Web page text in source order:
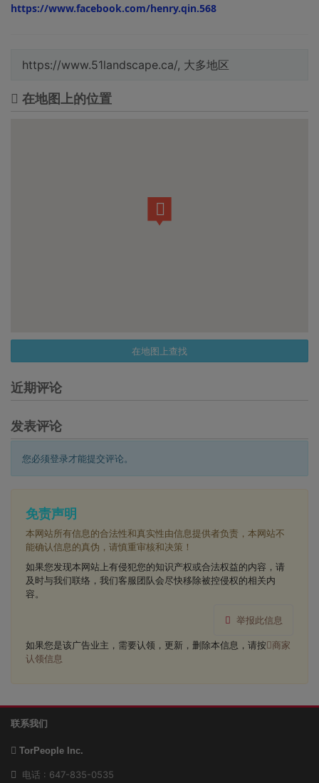
https://www.facebook.com/henry.qin.568
https://www.51landscape.ca/, 大多地区
在地图上的位置
在地图上查找
近期评论
发表评论
您必须登录才能提交评论。
免责声明
本网站所有信息的合法性和真实性由信息提供者负责，本网站不
能确认信息的真伪，请慎重审核和决策！
如果您发现本网站上有侵犯您的知识产权或合法权益的内容，请
及时与我们联络，我们客服团队会尽快移除被控侵权的相关内
容。
举报此信息
如果您是该广告业主，需要认领，更新，删除本信息，请按 商家
认领信息
联系我们
TorPeople Inc.
电话 : 647-835-0535